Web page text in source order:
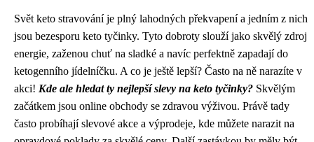
Svět keto stravování je plný lahodných překvapení a jedním z nich
jsou bezesporu keto tyčinky. Tyto dobroty slouží jako skvělý zdroj
energie, zaženou chuť na sladké a navíc perfektně zapadají do
ketogenního jídelníčku. A co je ještě lepší? Často na ně narazíte v
akci! Kde ale hledat ty nejlepší slevy na keto tyčinky? Skvělým
začátkem jsou online obchody se zdravou výživou. Právě tady
často probíhají slevové akce a výprodeje, kde můžete narazit na